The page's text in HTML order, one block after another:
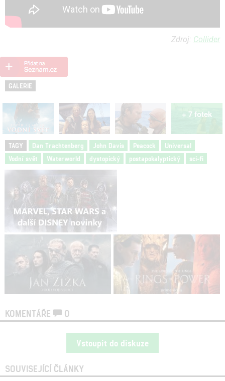
Zdroj: Collider
GALERIE
+ 7 fotek
TAGY Dan Trachtenberg John Davis Peacock
Universal
Vodní svět
Waterworld dystopický postapokalyptický sci-fi
KOMENTÁŘE 0
Vstoupit do diskuze
SOUVISEJÍCÍ ČLÁNKY